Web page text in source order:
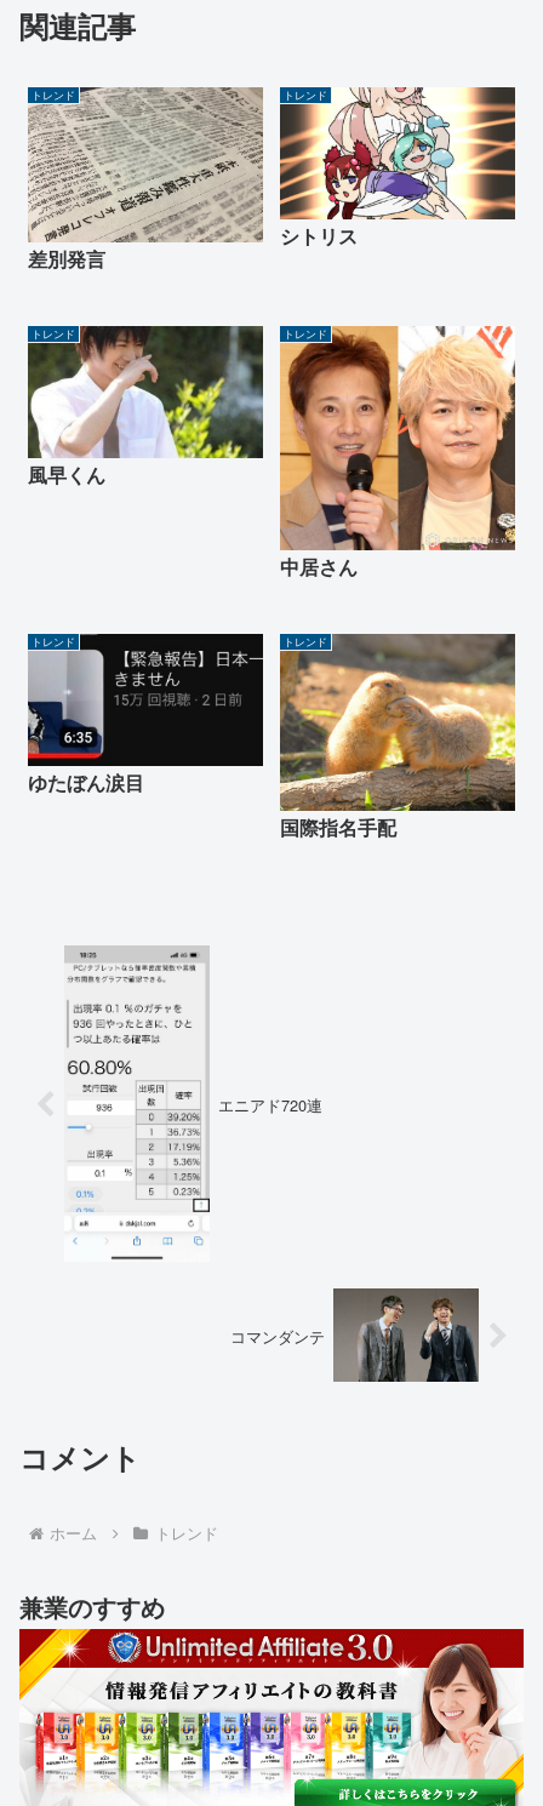
関連記事
トレンド
差別発言
トレンド
シトリス
トレンド
風早くん
トレンド
中居さん
トレンド
ゆたぼん涙目
トレンド
国際指名手配
エニアド720連
コマンダンテ
コメント
ホーム トレンド
兼業のすすめ